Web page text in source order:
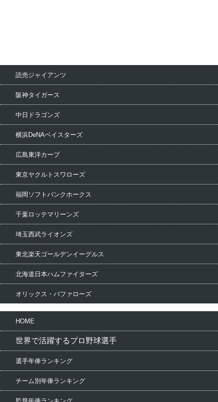
読売ジャイアンツ
阪神タイガース
中日ドラゴンズ
横浜DeNAベイスターズ
広島東洋カープ
東京ヤクルトスワローズ
福岡ソフトバンクホークス
千葉ロッテマリーンズ
埼玉西武ライオンズ
東北楽天ゴールデンイーグルス
北海道日本ハムファイターズ
オリックス・バファローズ
HOME
世界で活躍するプロ野球選手
選手年俸ランキング
チーム別年俸ランキング